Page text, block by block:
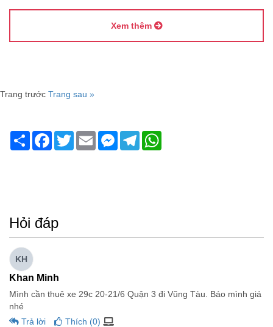
Xem thêm
Trang trước Trang sau »
Share Facebook
TwitterEmail Messenger
Telegram
Hỏi đáp
KH
Khan Minh
Mình cần thuê xe 29c 20-21/6 Quận 3 đi Vũng Tàu. Báo mình giá
nhé
Trả lời
Thích (0)